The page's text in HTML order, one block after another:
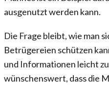
ausgenutzt werden kann.
Die Frage bleibt, wie man
Betrügereien schützen
und Informationen leicht
wünschenswert, dass die